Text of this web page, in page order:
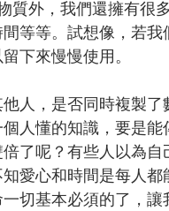
質外，我們還擁有很
等等。試想像，若我
下來慢慢使用。
人，是否同時複製了
人懂的知識，要是能
了呢？有些人以為自
愛心和時間是每人都
切基本必須的了，讓